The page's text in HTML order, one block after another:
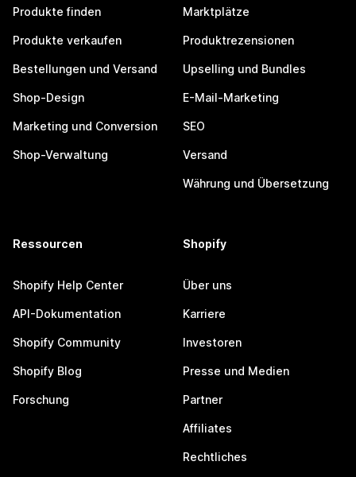
Produkte finden
Produkte verkaufen
Bestellungen und Versand
Shop-Design
Marketing und Conversion
Shop-Verwaltung
Marktplätze
Produktrezensionen
Upselling und Bundles
E-Mail-Marketing
SEO
Versand
Währung und Übersetzung
Ressourcen
Shopify Help Center
API-Dokumentation
Shopify Community
Shopify Blog
Forschung
Shopify
Über uns
Karriere
Investoren
Presse und Medien
Partner
Affiliates
Rechtliches